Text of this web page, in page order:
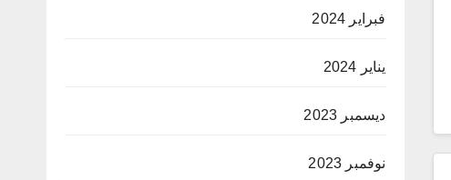
فبراير 2024
يناير 2024
ديسمبر 2023
نوفمبر 2023